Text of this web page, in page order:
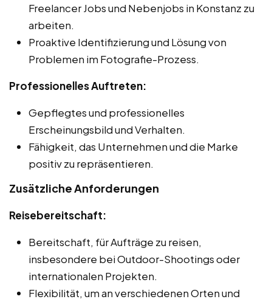
Freelancer Jobs und Nebenjobs in Konstanz zu
arbeiten.
Proaktive Identifizierung und Lösung von
Problemen im Fotografie-Prozess.
Professionelles Auftreten:
Gepflegtes und professionelles
Erscheinungsbild und Verhalten.
Fähigkeit, das Unternehmen und die Marke
positiv zu repräsentieren.
Zusätzliche Anforderungen
Reisebereitschaft:
Bereitschaft, für Aufträge zu reisen,
insbesondere bei Outdoor-Shootings oder
internationalen Projekten.
Flexibilität, um an verschiedenen Orten und